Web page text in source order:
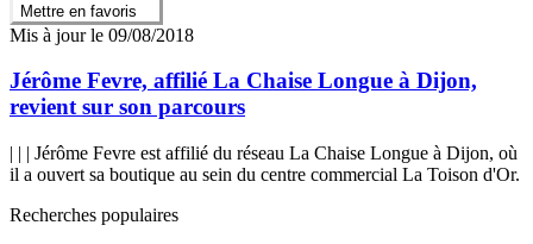
Mettre en favoris
Mis à jour le 09/08/2018
Jérôme Fevre, affilié La Chaise Longue à Dijon,
revient sur son parcours
| | | Jérôme Fevre est affilié du réseau La Chaise Longue à Dijon, où
il a ouvert sa boutique au sein du centre commercial La Toison d'Or.
Recherches populaires